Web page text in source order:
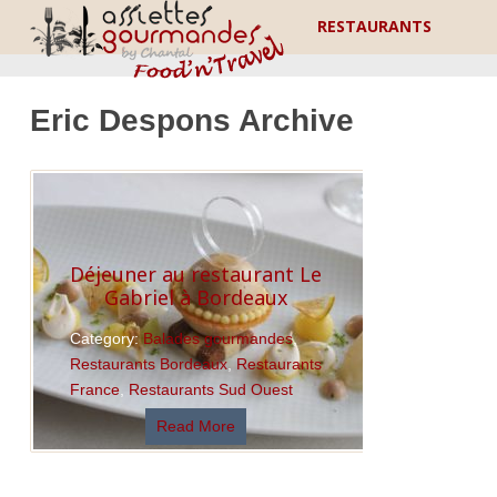
RESTAURANTS
Eric Despons Archive
Déjeuner au restaurant Le
Gabriel à Bordeaux
Category:Balades gourmandes,
Restaurants Bordeaux, Restaurants
France, Restaurants Sud Ouest
Read More